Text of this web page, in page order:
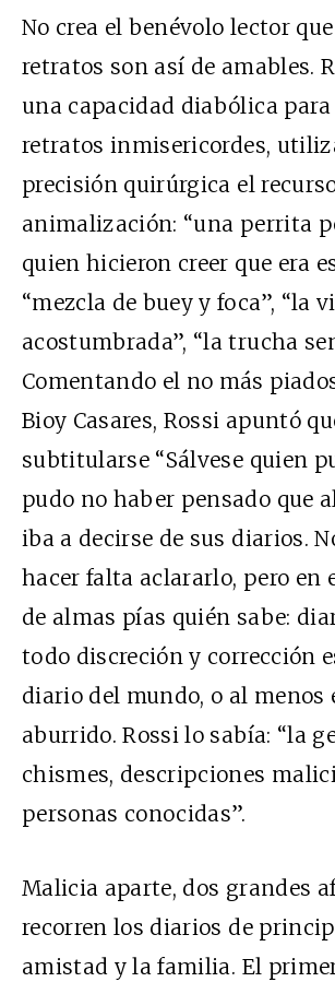
No crea el benévolo lector
retratos son así de amables.
una capacidad diabólica
retratos inmisericordes,
precisión quirúrgica el
animalización: “una perrita
quien hicieron creer que era
“mezcla de buey y foca”, “la
acostumbrada”, “la trucha
Comentando el no más
Bioy Casares, Rossi apuntó
subtitularse “Sálvese quien
pudo no haber pensado que
iba a decirse de sus diarios.
hacer falta aclararlo, pero en
de almas pías quién sabe:
todo discreción y corrección
diario del mundo, o al menos
aburrido. Rossi lo sabía: “la
chismes, descripciones
personas conocidas”.
Malicia aparte, dos grandes
recorren los diarios de
amistad y la familia. El